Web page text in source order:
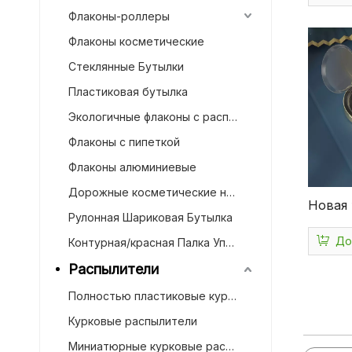
Флаконы-роллеры
Флаконы косметические
Стеклянные Бутылки
Пластиковая бутылка
Экологичные флаконы с распылителем
Флаконы с пипеткой
Флаконы алюминиевые
Дорожные косметические наборы
Рулонная Шариковая Бутылка
Контурная/красная Палка Упаковка
Распылители
Полностью пластиковые курковые распылители
Курковые распылители
Миниатюрные курковые распылители
Новая